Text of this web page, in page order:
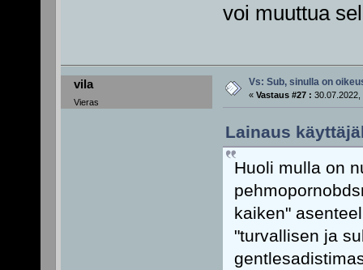
voi muuttua
vila
Vieras
Vs: Sub, sinulla on
« Vastaus #27 : 30.07.2022,
Lainaus
Huoli mulla on
kaiken"
"turvallisen ja